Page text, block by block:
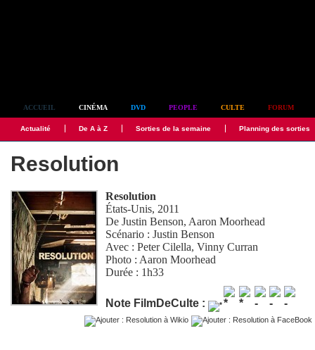
ACCUEIL CINÉMA DVD PEOPLE CULTE FORUM
Actualité De A à Z Sorties de la semaine Planning des sorties
Resolution
Resolution
États-Unis, 2011
DeJustin Benson, Aaron Moorhead
Scénario :Justin Benson
Avec :Peter Cilella,Vinny Curran
Photo : Aaron Moorhead
Durée : 1h33
Note FilmDeCulte :